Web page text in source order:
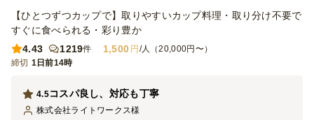
【ひとつずつカップで】取りやすいカップ料理・取り分け不要で
すぐに食べられる・彩り豊か
4.43
1219件 1,500 円 /人（20,000円〜）
締切 1日前14時
コスパ良し、対応も丁寧
4.5
株式会社ライトワークス様